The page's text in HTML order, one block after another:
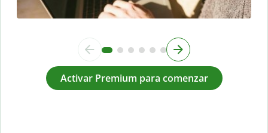
Activar Premium para comenzar